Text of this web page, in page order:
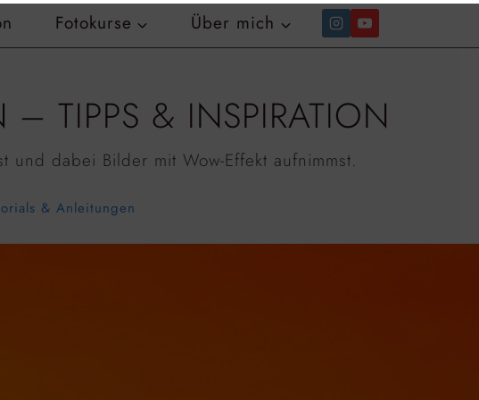
Fotokurse Über mich
TIPPS & INSPIRATION
dabei Bilder mit Wow-Effekt aufnimmst.
& Anleitungen